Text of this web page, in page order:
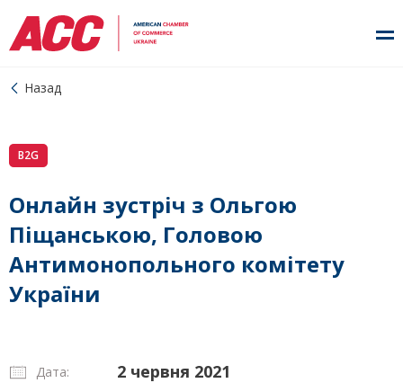
Назад
B2G
Онлайн зустріч з Ольгою
Піщанською, Головою
Антимонопольного комітету
України
Дата: 2 червня 2021